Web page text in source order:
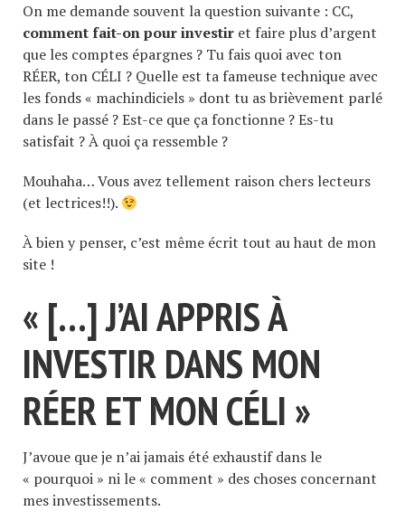
On me demande souvent la question suivante : CC,
comment fait-on pour investir et faire plus d’argent
que les comptes épargnes ? Tu fais quoi avec ton
RÉER, ton CÉLI ? Quelle est ta fameuse technique avec
les fonds « machindiciels » dont tu as brièvement parlé
dans le passé ? Est-ce que ça fonctionne ? Es-tu
satisfait ? À quoi ça ressemble ?
Mouhaha… Vous avez tellement raison chers lecteurs
(et lectrices!!).
À bien y penser, c’est même écrit tout au haut de mon
site !
« […] J’AI APPRIS À
INVESTIR DANS MON
RÉER ET MON CÉLI »
J’avoue que je n’ai jamais été exhaustif dans le
« pourquoi » ni le « comment » des choses concernant
mes investissements.